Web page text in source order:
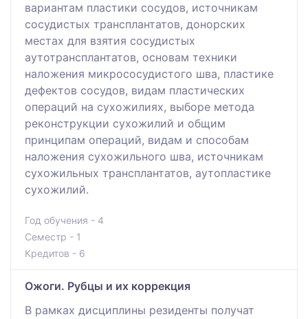
вариантам пластики сосудов, источникам
сосудистых трансплантатов, донорских
местах для взятия сосудистых
аутотрансплантатов, основам техники
наложения микрососудистого шва, пластике
дефектов сосудов, видам пластических
операций на сухожилиях, выборе метода
реконструкции сухожилий и общим
принципам операций, видам и способам
наложения сухожильного шва, источникам
сухожильных трансплантатов, аутопластике
сухожилий.
Год обучения - 4
Семестр - 1
Кредитов - 6
Ожоги. Рубцы и их коррекция
В рамках дисциплины резиденты получат